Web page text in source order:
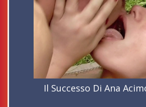
Il Successo Di Ana